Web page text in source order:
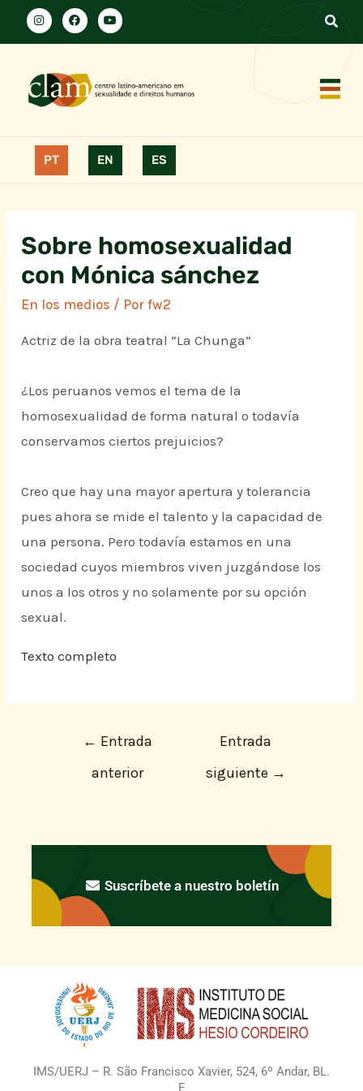
PT EN ES
Sobre homosexualidad
con Mónica sánchez
En los medios / Porfw2
Actriz de la obra teatral “La Chunga”
¿Los peruanos vemos el tema de la
homosexualidad de forma natural o todavía
conservamos ciertos prejuicios?
Creo que hay una mayor apertura y tolerancia
pues ahora se mide el talento y la capacidad de
una persona. Pero todavía estamos en una
sociedad cuyos miembros viven juzgándose los
unos a los otros y no solamente por su opción
sexual.
Texto completo
← Entrada
anterior
Entrada
siguiente →
Suscríbete a nuestro boletín
IMS/UERJ – R. São Francisco Xavier, 524, 6º Andar, BL.
E